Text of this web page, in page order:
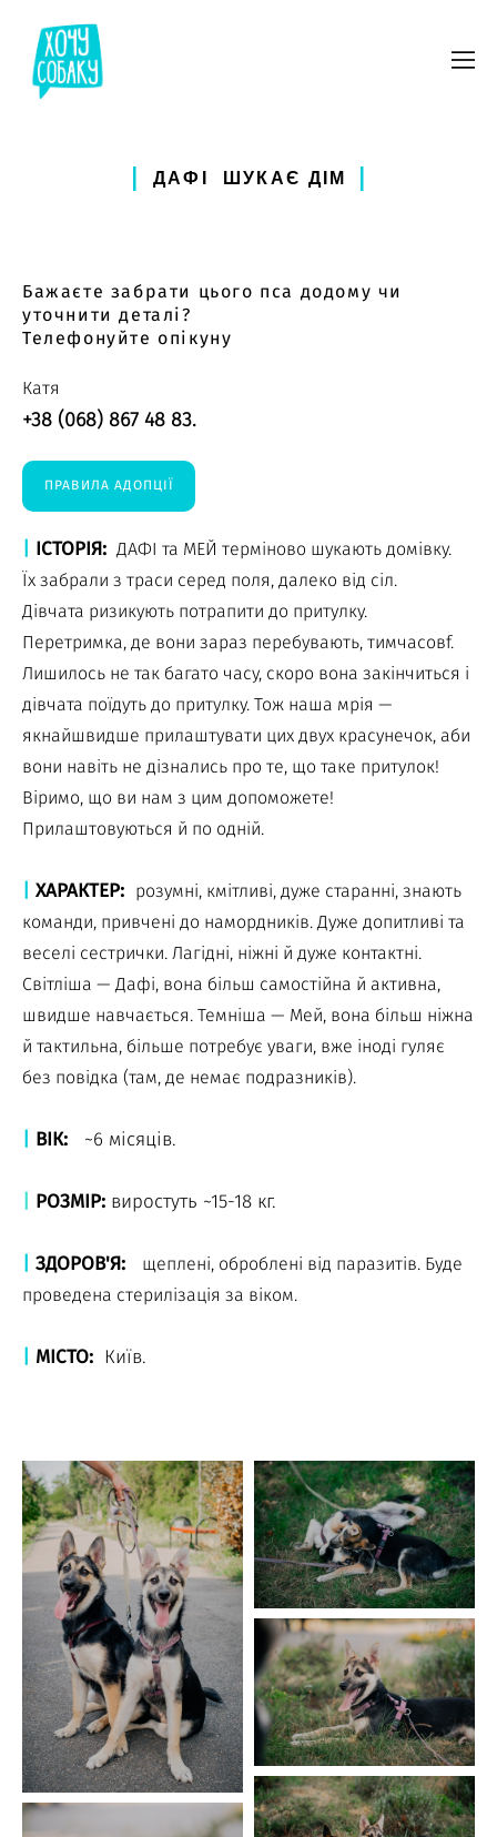
ДАФІ ШУКАЄ ДІМ
Бажаєте забрати цього пса додому чи
уточнити деталі?
Телефонуйте опікуну
Катя
+38 (068) 867 48 83.
ПРАВИЛА АДОПЦІЇ
ІСТОРІЯ: ДАФІ та МЕЙ терміново шукають домівку.
Їх забрали з траси серед поля, далеко від сіл.
Дівчата ризикують потрапити до притулку.
Перетримка, де вони зараз перебувають, тимчасовf.
Лишилось не так багато часу, скоро вона закінчиться і
дівчата поїдуть до притулку. Тож наша мрія —
якнайшвидше прилаштувати цих двух красунечок, аби
вони навіть не дізнались про те, що таке притулок!
Віримо, що ви нам з цим допоможете!
Прилаштовуються й по одній.
ХАРАКТЕР:
розумні, кмітливі, дуже старанні, знають
команди, привчені до намордників. Дуже допитливі та
веселі сестрички. Лагідні, ніжні й дуже контактні.
Світліша — Дафі, вона більш самостійна й активна,
швидше навчається. Темніша — Мей, вона більш ніжна
й тактильна, більше потребує уваги, вже іноді гуляє
без повідка (там, де немає подразників).
ВІК: ~6 місяців.
РОЗМІР: виростуть ~15-18 кг.
ЗДОРОВ'Я:
щеплені, оброблені від паразитів. Буде
проведена стерилізація за віком.
МІСТО: Київ.